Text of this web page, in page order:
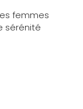
femmes
sérénité